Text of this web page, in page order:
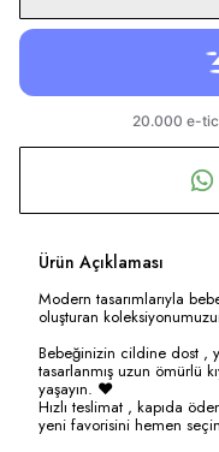
Ürün Açıklaması
Modern tasarımlarıyla
oluşturan
Bebeğinizin cildine dost ,
tasarlanmış uzun ömürlü
yaşayın. ❤️
Hızlı teslimat , kapıda
yeni favorisini hemen